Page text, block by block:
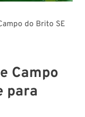
do Brito SE
Campo
para